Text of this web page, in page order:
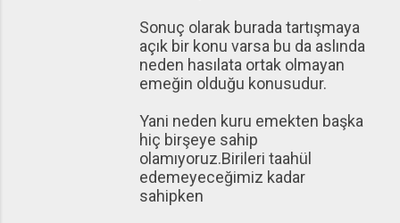
Sonuç olarak burada tartışmaya
açık bir konu varsa bu da aslında
neden hasılata ortak olmayan
emeğin olduğu konusudur.
Yani neden kuru emekten başka
hiç birşeye sahip
olamıyoruz.Birileri taahül
edemeyeceğimiz kadar
sahipken